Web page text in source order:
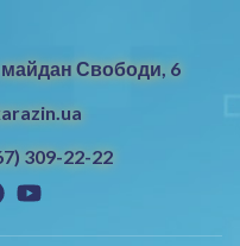
майдан Свободи, 6
309-22-22